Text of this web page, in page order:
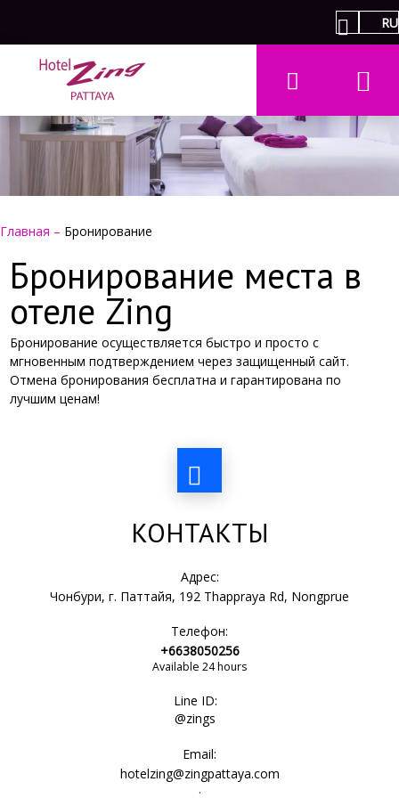
RU
Главная – Бронирование
Бронирование места в
отеле Zing
Бронирование осуществляется быстро и просто с
мгновенным подтверждением через защищенный сайт.
Отмена бронирования бесплатна и гарантирована по
лучшим ценам!
КОНТАКТЫ
Адрес:
Чонбури, г. Паттайя, 192 Thappraya Rd, Nongprue
Телефон:
+6638050256
Available 24 hours
Line ID:
@zings
Email:
hotelzing@zingpattaya.com
.